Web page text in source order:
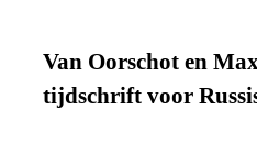
Van Oorschot en
tijdschrift voor